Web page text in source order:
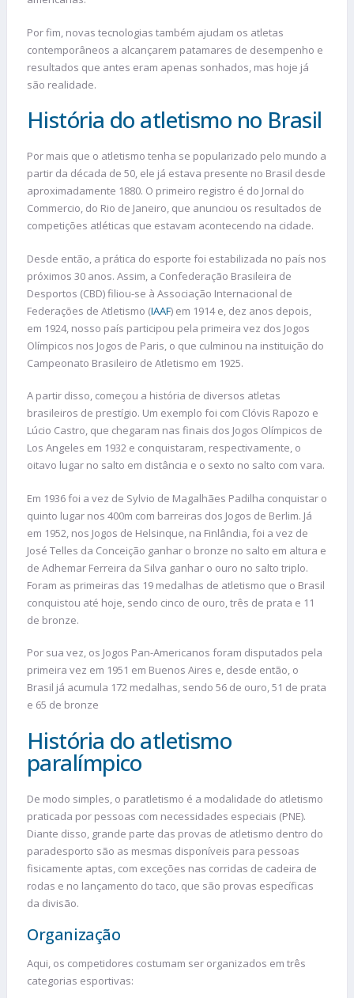
Por fim, novas tecnologias também ajudam os atletas
contemporâneos a alcançarem patamares de desempenho e
resultados que antes eram apenas sonhados, mas hoje já
são realidade.
História do atletismo no Brasil
Por mais que o atletismo tenha se popularizado pelo mundo a
partir da década de 50, ele já estava presente no Brasil desde
aproximadamente 1880. O primeiro registro é do Jornal do
Commercio, do Rio de Janeiro, que anunciou os resultados de
competições atléticas que estavam acontecendo na cidade.
Desde então, a prática do esporte foi estabilizada no país nos
próximos 30 anos. Assim, a Confederação Brasileira de
Desportos (CBD) filiou-se à Associação Internacional de
Federações de Atletismo (IAAF) em 1914 e, dez anos depois,
em 1924, nosso país participou pela primeira vez dos Jogos
Olímpicos nos Jogos de Paris, o que culminou na instituição do
Campeonato Brasileiro de Atletismo em 1925.
A partir disso, começou a história de diversos atletas
brasileiros de prestígio. Um exemplo foi com Clóvis Rapozo e
Lúcio Castro, que chegaram nas finais dos Jogos Olímpicos de
Los Angeles em 1932 e conquistaram, respectivamente, o
oitavo lugar no salto em distância e o sexto no salto com vara.
Em 1936 foi a vez de Sylvio de Magalhães Padilha conquistar o
quinto lugar nos 400m com barreiras dos Jogos de Berlim. Já
em 1952, nos Jogos de Helsinque, na Finlândia, foi a vez de
José Telles da Conceição ganhar o bronze no salto em altura e
de Adhemar Ferreira da Silva ganhar o ouro no salto triplo.
Foram as primeiras das 19 medalhas de atletismo que o Brasil
conquistou até hoje, sendo cinco de ouro, três de prata e 11
de bronze.
Por sua vez, os Jogos Pan-Americanos foram disputados pela
primeira vez em 1951 em Buenos Aires e, desde então, o
Brasil já acumula 172 medalhas, sendo 56 de ouro, 51 de prata
e 65 de bronze
História do atletismo
paralímpico
De modo simples, o paratletismo é a modalidade do atletismo
praticada por pessoas com necessidades especiais (PNE).
Diante disso, grande parte das provas de atletismo dentro do
paradesporto são as mesmas disponíveis para pessoas
fisicamente aptas, com exceções nas corridas de cadeira de
rodas e no lançamento do taco, que são provas específicas
da divisão.
Organização
Aqui, os competidores costumam ser organizados em três
categorias esportivas: